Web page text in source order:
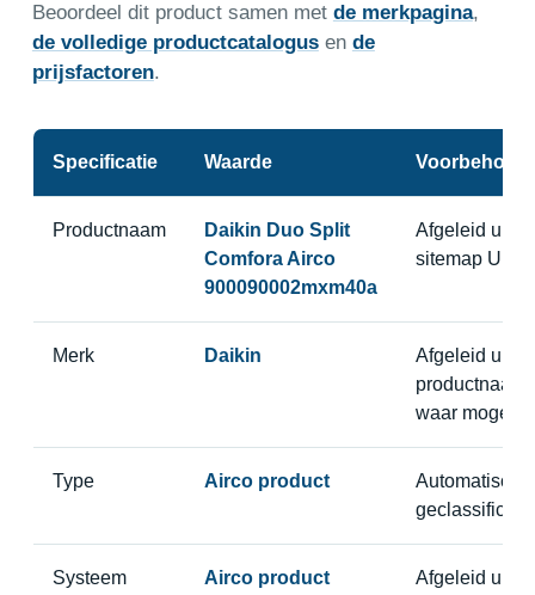
Beoordeel dit product samen met de merkpagina,
de volledige productcatalogusen de
prijsfactoren.
Specificatie Waarde Voorbehoud
Productnaam
Daikin Duo Split
Comfora Airco
900090002mxm40a
Afgeleid uit
sitemap URL
Merk Daikin
Afgeleid uit
productnaam
waar mogelijk
Type Airco product
Automatisch
Systeem Airco product
Afgeleid uit